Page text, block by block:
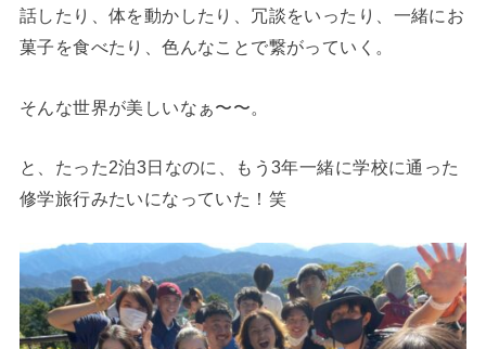
話したり、体を動かしたり、冗談をいったり、一緒にお
菓子を食べたり、色んなことで繋がっていく。
そんな世界が美しいなぁ〜〜。
と、たった2泊3日なのに、もう3年一緒に学校に通った
修学旅行みたいになっていた！笑